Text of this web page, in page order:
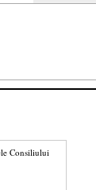
Consiliului